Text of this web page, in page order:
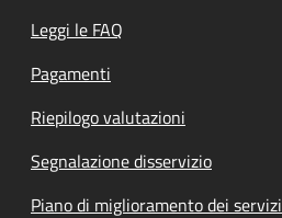
Leggi le FAQ
Pagamenti
Riepilogo valutazioni
Segnalazione disservizio
Piano di miglioramento dei servizi